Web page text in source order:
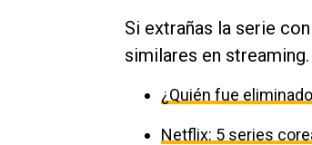
Si extrañas la serie
similares en
¿Quién fue
Netflix: 5 series